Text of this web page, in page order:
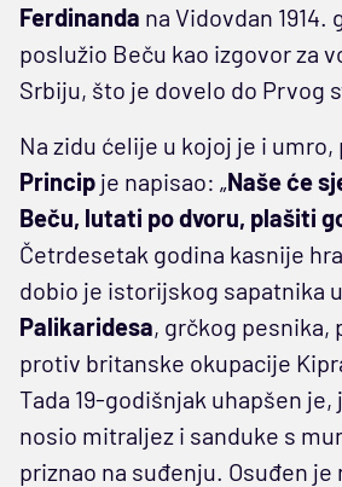
Ferdinanda na Vidovdan 1914.
poslužio Beču kao izgovor za
Srbiju, što je dovelo do Prvog
Na zidu ćelije u kojoj je i umro,
Princip je napisao: „Naše će
Beču, lutati po dvoru, plašiti
Četrdesetak godina kasnije
dobio je istorijskog sapatnika
Palikaridesa, grčkog pesnika,
protiv britanske okupacije
Tada 19-godišnjak uhapšen je,
nosio mitraljez i sanduke s
priznao na suđenju. Osuđen je